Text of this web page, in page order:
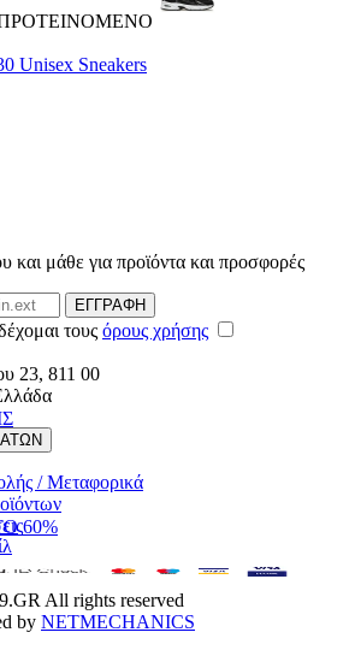
Unisex Sneakers
και μάθε για προϊόντα και προσφορές
ΕΓΓΡΑΦΗ
τους όρους χρήσης
23, 811 00
60%
/ Μεταφορικά
All rights reserved
by NETMECHANICS